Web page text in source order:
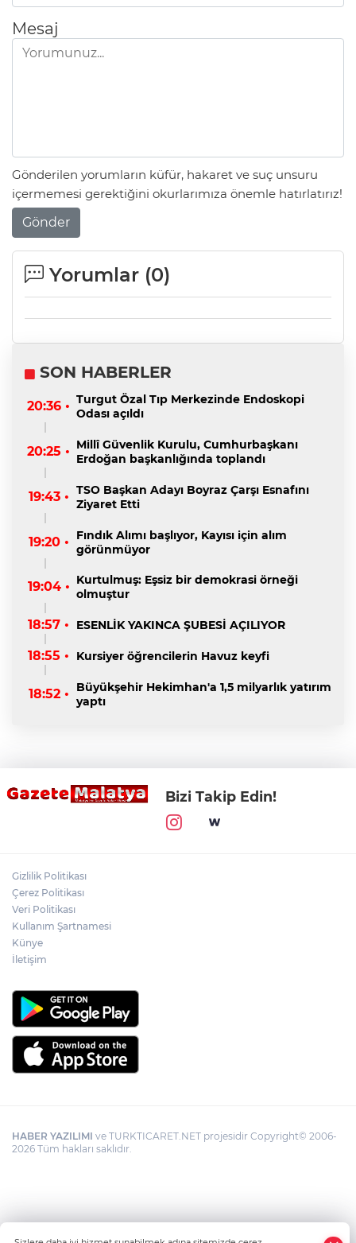
Mesaj
Gönderilen yorumların küfür, hakaret ve suç unsuru
içermemesi gerektiğini okurlarımıza önemle hatırlatırız!
Gönder
Yorumlar (0)
SON HABERLER
20:36 • Turgut Özal Tıp Merkezinde Endoskopi
Odası açıldı
20:25 • Millî Güvenlik Kurulu, Cumhurbaşkanı
Erdoğan başkanlığında toplandı
19:43 • TSO Başkan Adayı Boyraz Çarşı Esnafını
Ziyaret Etti
19:20 •
Fındık Alımı başlıyor, Kayısı için alım
görünmüyor
19:04 • Kurtulmuş: Eşsiz bir demokrasi örneği
olmuştur
18:57 • ESENLİK YAKINCA ŞUBESİ AÇILIYOR
18:55 • Kursiyer öğrencilerin Havuz keyfi
18:52 •
Büyükşehir Hekimhan'a 1,5 milyarlık yatırım
yaptı
Bizi Takip Edin!
Gizlilik Politikası
Çerez Politikası
Veri Politikası
Kullanım Şartnamesi
Künye
İletişim
HABER YAZILIMI ve TURKTICARET.NET projesidir Copyright© 2006-
2026 Tüm hakları saklıdır.